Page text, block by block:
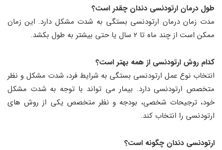
طول درمان ارتودنسی دندان چقدر است؟
مدت زمان درمان ارتودنسی بستگی به شدت مشکل دارد. این زمان
ممکن است از چند ماه تا 2 سال یا حتی بیشتر به طول بکشد.
کدام روش ارتودنسی از همه بهتر است؟
انتخاب نوع عمل ارتودنسی بستگی به شرایط فرد، شدت مشکل و نظر
متخصص ارتودنسی دارد. بیمار می تواند با توجه به شدت مشکل
خود، ترجیحات شخصی، بودجه و نظر متخصص یکی از روش های
ارتودنسی را انتخاب کند.
ارتودنسی دندان چگونه است؟